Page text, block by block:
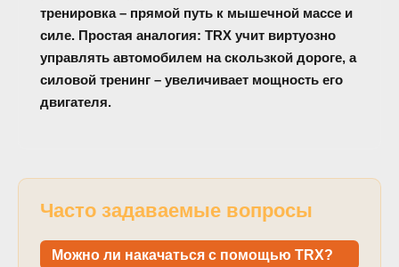
тренировка – прямой путь к мышечной массе и
силе. Простая аналогия: TRX учит виртуозно
управлять автомобилем на скользкой дороге, а
силовой тренинг – увеличивает мощность его
двигателя.
Часто задаваемые вопросы
Можно ли накачаться с помощью TRX?